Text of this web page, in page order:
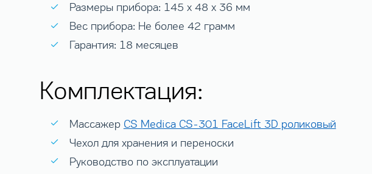
Размеры прибора: 145 х 48 х 36 мм
Вес прибора: Не более 42 грамм
Гарантия: 18 месяцев
Комплектация:
Массажер CS Medica CS-301 FaceLift 3D роликовый
Чехол для хранения и переноски
Руководство по эксплуатации